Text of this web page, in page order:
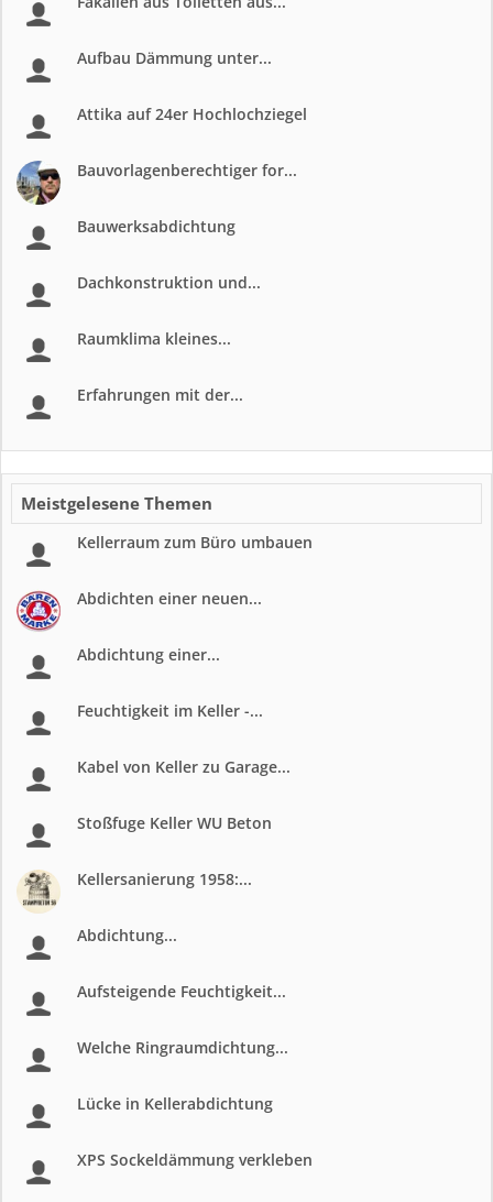
Aufbau Dämmung unter...
Attika auf 24er Hochlochziegel
Bauvorlagenberechtiger for...
Bauwerksabdichtung
Dachkonstruktion und...
Raumklima kleines...
Erfahrungen mit der...
Meistgelesene Themen
Kellerraum zum Büro umbauen
Abdichten einer neuen...
Abdichtung einer...
Feuchtigkeit im Keller -...
Kabel von Keller zu Garage...
Stoßfuge Keller WU Beton
Kellersanierung 1958:...
Abdichtung...
Aufsteigende Feuchtigkeit...
Welche Ringraumdichtung...
Lücke in Kellerabdichtung
XPS Sockeldämmung verkleben